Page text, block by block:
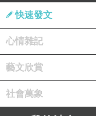
快速發文
心情雜記
藝文欣賞
社會萬象